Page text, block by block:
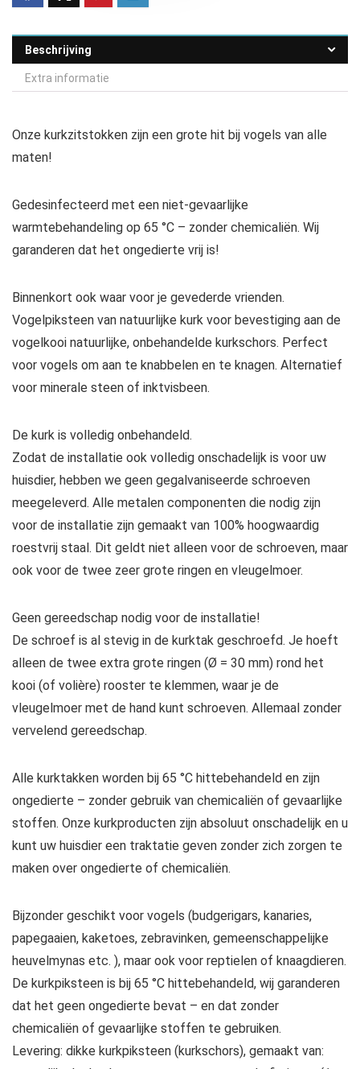
Beschrijving
Extra informatie
Onze kurkzitstokken zijn een grote hit bij vogels van alle
maten!
Gedesinfecteerd met een niet-gevaarlijke
warmtebehandeling op 65 °C – zonder chemicaliën. Wij
garanderen dat het ongedierte vrij is!
Binnenkort ook waar voor je gevederde vrienden.
Vogelpiksteen van natuurlijke kurk voor bevestiging aan de
vogelkooi natuurlijke, onbehandelde kurkschors. Perfect
voor vogels om aan te knabbelen en te knagen. Alternatief
voor minerale steen of inktvisbeen.
De kurk is volledig onbehandeld.
Zodat de installatie ook volledig onschadelijk is voor uw
huisdier, hebben we geen gegalvaniseerde schroeven
meegeleverd. Alle metalen componenten die nodig zijn
voor de installatie zijn gemaakt van 100% hoogwaardig
roestvrij staal. Dit geldt niet alleen voor de schroeven, maar
ook voor de twee zeer grote ringen en vleugelmoer.
Geen gereedschap nodig voor de installatie!
De schroef is al stevig in de kurktak geschroefd. Je hoeft
alleen de twee extra grote ringen (Ø = 30 mm) rond het
kooi (of volière) rooster te klemmen, waar je de
vleugelmoer met de hand kunt schroeven. Allemaal zonder
vervelend gereedschap.
Alle kurktakken worden bij 65 °C hittebehandeld en zijn
ongedierte – zonder gebruik van chemicaliën of gevaarlijke
stoffen. Onze kurkproducten zijn absoluut onschadelijk en u
kunt uw huisdier een traktatie geven zonder zich zorgen te
maken over ongedierte of chemicaliën.
Bijzonder geschikt voor vogels (budgerigars, kanaries,
papegaaien, kaketoes, zebravinken, gemeenschappelijke
heuvelmynas etc. ), maar ook voor reptielen of knaagdieren.
De kurkpiksteen is bij 65 °C hittebehandeld, wij garanderen
dat het geen ongedierte bevat – en dat zonder
chemicaliën of gevaarlijke stoffen te gebruiken.
Levering: dikke kurkpiksteen (kurkschors), gemaakt van: